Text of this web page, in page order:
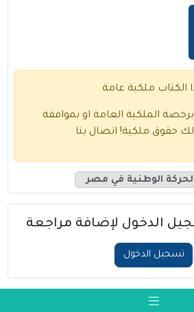
الكتاب ملكية عامة
الملكية العامة او بموافقة
لك حقوق ملكية! اتصال بنا
الوطنية في مصر
الدخول لإضافة مراجعة
تسجيل الدخول